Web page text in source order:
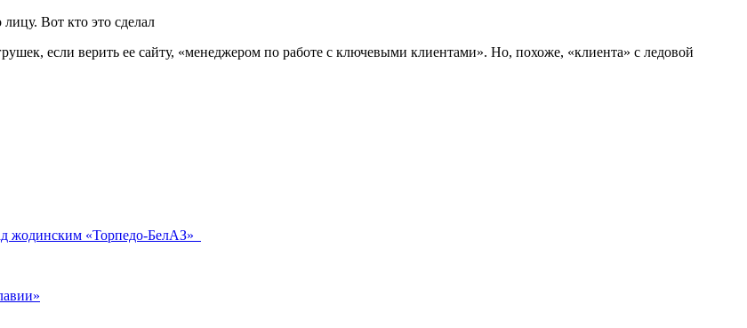
если верить ее сайту, «менеджером по работе с ключевыми клиентами». Но, похоже, «клиента» с ледовой
жодинским «Торпедо-БелАЗ»